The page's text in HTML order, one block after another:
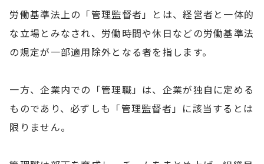
労働基準法上の「管理監督者」とは、経営者と一体的
な立場とみなされ、労働時間や休日などの労働基準法
の規定が一部適用除外となる者を指します。
一方、企業内での「管理職」は、企業が独自に定める
ものであり、必ずしも「管理監督者」に該当するとは
限りません。